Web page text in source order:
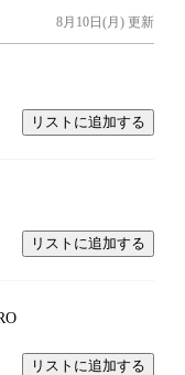
8月10日(月) 更新
リストに追加する
リストに追加する
リストに追加する